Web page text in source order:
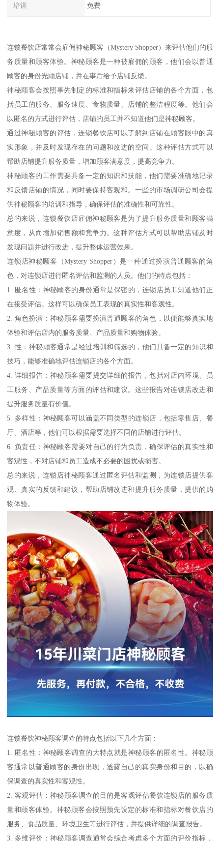
培训 免费
连锁餐饮店常常会雇佣神秘顾客（Mystery Shopper）来评估他们的服
务质量和顾客体验。神秘顾客是一种被雇佣的顾客，他们会以普通
顾客的身份光顾店铺，并在事后给予店铺反馈。
神秘顾客会按照事先制定的标准和指标来评估店铺的各个方面，包
括员工的服务、服务速度、食物质量、店铺的整洁程度等。他们会
以匿名的方式进行评估，店铺的员工并不知道他们是神秘顾客。
通过神秘顾客的评估，连锁餐饮店可以了解到店铺在顾客眼中的真
实形象，并及时发现存在的问题和改进的空间。这种评估方式可以
帮助店铺提升服务质量，增加顾客满意度，提高竞争力。
神秘顾客的工作需要具备一定的知识和技能，他们需要准确地记录
和反馈店铺的情况，同时要保持客观和。一些的市场调研公司会提
供神秘顾客的培训和指导，确保评估的准确性和可靠性。
总的来说，连锁餐饮店雇佣神秘顾客是为了提升服务质量和顾客满
意度，从而增加销售额和竞争力。这种评估方式可以帮助店铺及时
发现问题并进行改进，提升整体运营效果。
连锁店神秘顾客（Mystery Shopper）是一种通过扮演普通顾客的角
色，对连锁店进行匿名评估和监测的人员。他们的特点包括：
1. 匿名性：神秘顾客的身份通常是保密的，连锁店员工知道他们正
在接受评估。这样可以确保员工表现的真实性和客观性。
2. 角色扮演：神秘顾客需要扮演普通顾客的角色，以便能够真实地
体验和评估店内的服务质量、产品质量和购物体验。
3. 性：神秘顾客通常是经过培训和筛选的，他们具备一定的知识和
技巧，能够准确地评估连锁店的各个方面。
4. 详细报告：神秘顾客需要提交详细的报告，包括对店内环境、员
工服务、产品质量等方面的评估和建议。这些报告对连锁店改进和
提升服务质量有价值。
5. 多样性：神秘顾客可以涵盖不同类型的连锁店，包括零售店、餐
厅、酒店等，他们可以根据需要选择不同的店铺进行评估。
6. 负责任：神秘顾客需要对自己的行为负责，确保评估的真实性和
客观性，不对店铺和员工造成不必要的困扰或损害。
总的来说，连锁店神秘顾客通过匿名评估和监测，为连锁店提供客
观、真实的反馈和建议，帮助店铺改进和提升服务质量，提供的购
物体验。
连锁餐饮神秘顾客调查的特点包括以下几个方面：
1. 匿名性：神秘顾客调查的大特点就是神秘顾客的匿名性。神秘顾
客通常以普通顾客的身份出现，透露自己的真实身份和目的，以确
保调查的真实性和客观性。
2. 客观评估：神秘顾客调查的目的是客观评估餐饮连锁店的服务质
量和顾客体验。神秘顾客会按照预先设定的标准和指标对餐饮店的
服务、食品质量、环境卫生等进行评估，并提供详细的调查报告。
3. 多维评价：神秘顾客调查通常会综合考虑多个方面的评价指标，